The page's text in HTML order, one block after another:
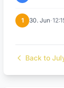
1 30. Jun·
Back to